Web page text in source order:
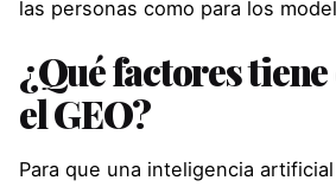
las personas como para los
¿Qué factores
el GEO?
Para que una inteligencia